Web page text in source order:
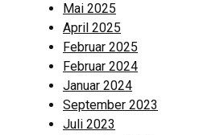
Mai 2025
April 2025
Februar 2025
Februar 2024
Januar 2024
September 2023
Juli 2023